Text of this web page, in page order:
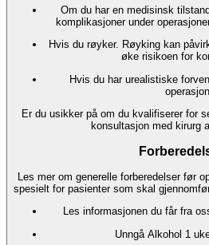
Om du har en medisinsk
komplikasjoner under
Hvis du røyker. Røyking kan
øke risikoen for
Hvis du har urealistiske
Er du usikker på om du kvalifiserer for
konsultasjon med kirurg
Les mer om generelle forberedelser før
spesielt for pasienter som skal
Les informasjonen du får fra
Unngå Alkohol 1